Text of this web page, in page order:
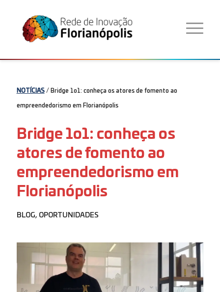
NOTÍCIAS/ Bridge 1o1: conheça os atores de fomento ao
empreendedorismo em Florianópolis
Bridge 1o1: conheça os
atores de fomento ao
empreendedorismo em
Florianópolis
BLOG, OPORTUNIDADES